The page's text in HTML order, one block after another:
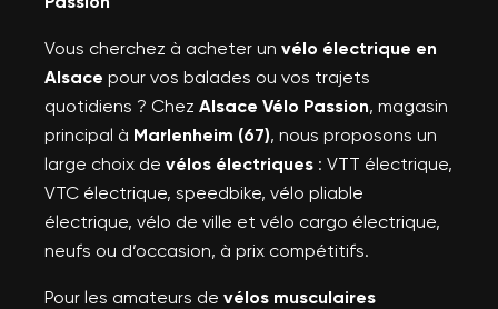
Vous cherchez à acheter un vélo électrique en
Alsace pour vos balades ou vos trajets
quotidiens ? Chez Alsace Vélo Passion, magasin
principal à Marlenheim (67), nous proposons un
large choix de vélos électriques : VTT électrique,
VTC électrique, speedbike, vélo pliable
électrique, vélo de ville et vélo cargo électrique,
neufs ou d’occasion, à prix compétitifs.
Pour les amateurs de vélos musculaires